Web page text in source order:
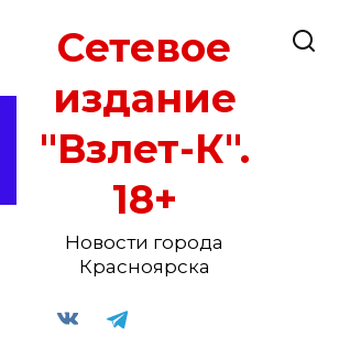
Сетевое
издание
"Взлет-К".
18+
Новости города
Красноярска